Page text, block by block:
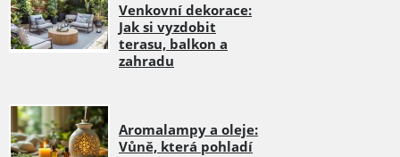
Venkovní dekorace:
Jak si vyzdobit
terasu, balkon a
zahradu
Aromalampy a oleje:
Vůně, která pohladí